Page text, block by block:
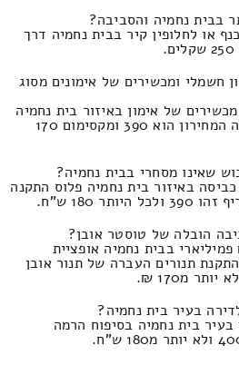
בבית נחמיה והסביבה?
או לחלופין קיר בבית נחמיה דרך
חשמלי ומכשירים של אימונים מסוג
של אימון באיזור בית נחמיה
בסיפוח לבצע פירוק והרכבה המחירון הוא 390 ומקסימום 170
שאינו מסחרי בבית נחמיה?
באיזור בית נחמיה פלוס התקנה
180 ש"ח.
הובלה של טוסטר אובן?
בבית נחמיה אופציית
תנורים העברה של תנור אובן
בעיר בית נחמיה?
בית נחמיה בסיפוח הרמה